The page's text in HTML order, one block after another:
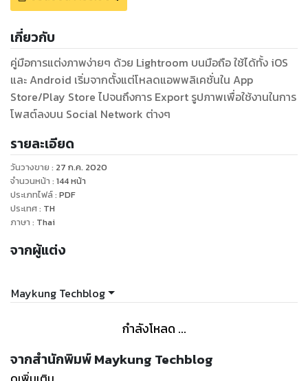
เกี่ยวกับ
คู่มือการแต่งภาพง่ายๆ ด้วย Lightroom บนมือถือ ใช้ได้ทั้ง iOS
และ Android เริ่มจากตั้งแต่โหลดแอพพลิเคชั่นใน App
Store/Play Store ไปจนถึงการ Export รูปภาพเพื่อใช้งานในการ
โพสต์ลงบน Social Network ต่างๆ
รายละเอียด
วันวางขาย : 27 ก.ค. 2020
จำนวนหน้า : 144หน้า
ประเภทไฟล์: PDF
ประเทศ: TH
ภาษา : Thai
จากผู้แต่ง
Maykung Techblog
กำลังโหลด ...
จากสำนักพิมพ์ Maykung Techblog